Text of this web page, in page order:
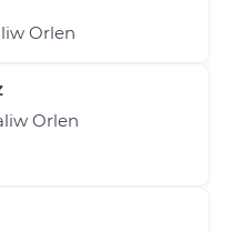
Orlen
Orlen